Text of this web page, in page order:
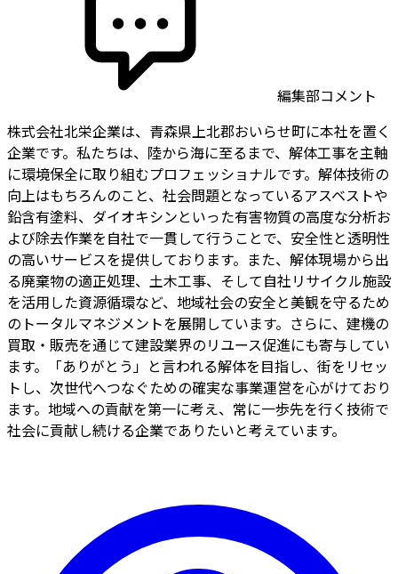
編集部コメント
株式会社北栄企業は、青森県上北郡おいらせ町に本社を置く
企業です。私たちは、陸から海に至るまで、解体工事を主軸
に環境保全に取り組むプロフェッショナルです。解体技術の
向上はもちろんのこと、社会問題となっているアスベストや
鉛含有塗料、ダイオキシンといった有害物質の高度な分析お
よび除去作業を自社で一貫して行うことで、安全性と透明性
の高いサービスを提供しております。また、解体現場から出
る廃棄物の適正処理、土木工事、そして自社リサイクル施設
を活用した資源循環など、地域社会の安全と美観を守るため
のトータルマネジメントを展開しています。さらに、建機の
買取・販売を通じて建設業界のリユース促進にも寄与してい
ます。「ありがとう」と言われる解体を目指し、街をリセッ
トし、次世代へつなぐための確実な事業運営を心がけており
ます。地域への貢献を第一に考え、常に一歩先を行く技術で
社会に貢献し続ける企業でありたいと考えています。